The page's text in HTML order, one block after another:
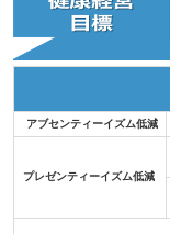
アブセンティーイズム低減
プレゼンティーイズム低減